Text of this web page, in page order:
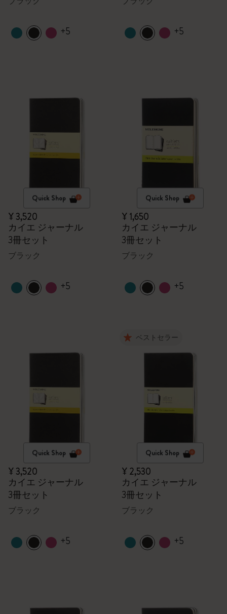
+5 +5
Quick Shop
¥ 3,520
カイエ ジャーナル
3冊セット
ブラック
+5
Quick Shop
¥ 1,650
カイエ ジャーナル
3冊セット
ブラック
+5
Quick Shop
¥ 3,520
カイエ ジャーナル
3冊セット
ブラック
+5
ベストセラー
Quick Shop
¥ 2,530
カイエ ジャーナル
3冊セット
ブラック
+5